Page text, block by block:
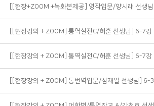
[[현장+ZOOM +녹화본제공] 영작입문/양시래 선생
[[현장강의 + ZOOM] 통역실전C/허훈 선생님] 6-7강
[[현장강의 + ZOOM] 통역실전C/허훈 선생님] 6-7강
[[현장강의 + ZOOM] 통번역입문/심재일 선생님] 6-